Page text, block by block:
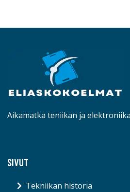
Aikamatka teniikan ja
SIVUT
Tekniikan historia